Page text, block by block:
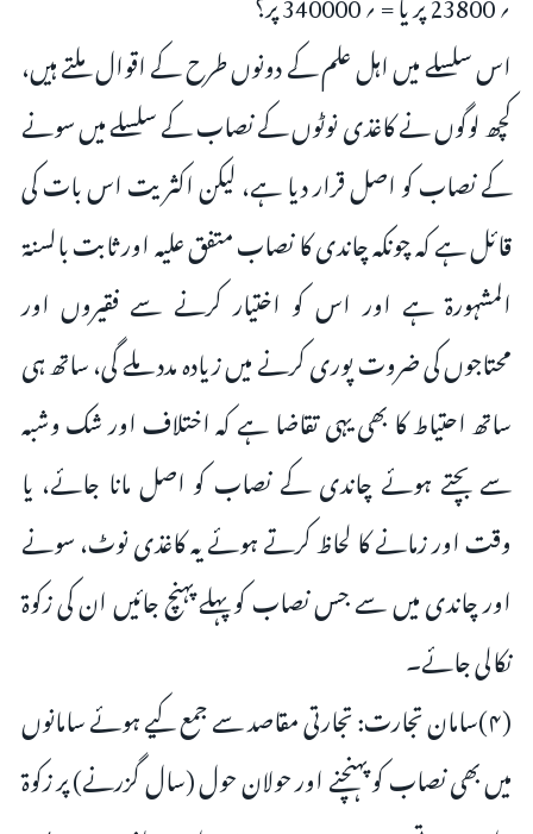
اس سلسلے میں اہل علم کے دونوں طرح کے اقوال ملتے ہیں،
کچھ لوگوں نے کاغذی نوٹوں کے نصاب کے سلسلے میں سونے
کے نصاب کو اصل قرار دیا ہے، لیکن اکثریت اس بات کی
قائل ہے کہ چونکہ چاندی کا نصاب متفق علیہ اور ثابت بالسنۃ
المشہورۃ ہے اور اس کو اختیار کرنے سے فقیروں اور
محتاجوں کی ضروت پوری کرنے میں زیادہ مدد ملے گی، ساتھ ہی
ساتھ احتیاط کا بھی یہی تقاضا ہے کہ اختلاف اور شک وشبہ
سے بچتے ہوئے چاندی کے نصاب کو اصل مانا جائے، یا
وقت اور زمانے کا لحاظ کرتے ہوئے یہ کاغذی نوٹ، سونے
اور چاندی میں سے جس نصاب کو پہلے پہنچ جائیں ان کی زکوۃ
نکالی جائے۔
(۴)سامان تجارت: تجارتی مقاصد سے جمع کیے ہوئے سامانوں
میں بھی نصاب کو پہنچنے اور حولان حول (سال گزرنے) پر زکوۃ